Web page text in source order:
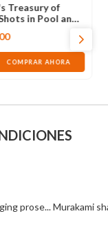
Treasury of
in Pool and
COMPRAR AHORA
prose... Murakami